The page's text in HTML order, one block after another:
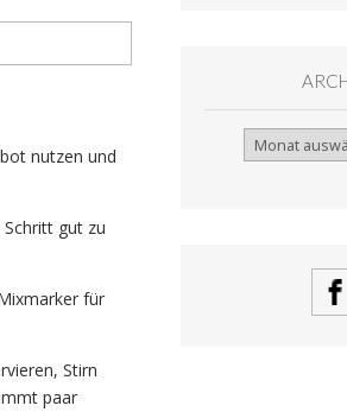
nutzen und
gut zu
für
Stirn
paar
Archiv